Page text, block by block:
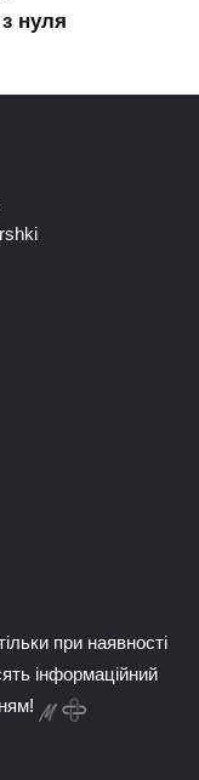
нуля
при наявності
інформаційний